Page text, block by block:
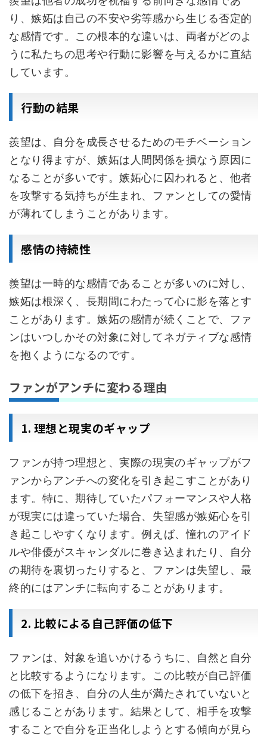
り、嫉妬は自己の不安や劣等感から生じる否定的
な感情です。この根本的な違いは、両者がどのよ
うに私たちの思考や行動に影響を与えるかに直結
しています。
行動の結果
羨望は、自分を成長させるためのモチベーション
となり得ますが、嫉妬は人間関係を損なう原因に
なることが多いです。嫉妬心に囚われると、他者
を攻撃する気持ちが生まれ、ファンとしての愛情
が薄れてしまうことがあります。
感情の持続性
羨望は一時的な感情であることが多いのに対し、
嫉妬は根深く、長期間にわたって心に影を落とす
ことがあります。嫉妬の感情が続くことで、ファ
ンはいつしかその対象に対してネガティブな感情
を抱くようになるのです。
ファンがアンチに変わる理由
1. 理想と現実のギャップ
ファンが持つ理想と、実際の現実のギャップがフ
ァンからアンチへの変化を引き起こすことがあり
ます。特に、期待していたパフォーマンスや人格
が現実には違っていた場合、失望感が嫉妬心を引
き起こしやすくなります。例えば、憧れのアイド
ルや俳優がスキャンダルに巻き込まれたり、自分
の期待を裏切ったりすると、ファンは失望し、最
終的にはアンチに転向することがあります。
2. 比較による自己評価の低下
ファンは、対象を追いかけるうちに、自然と自分
と比較するようになります。この比較が自己評価
の低下を招き、自分の人生が満たされていないと
感じることがあります。結果として、相手を攻撃
することで自分を正当化しようとする傾向が見ら